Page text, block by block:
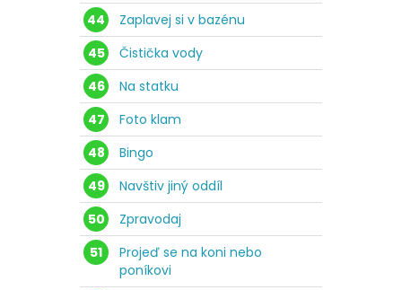
44
Zaplavej si v bazénu
45
Čistička vody
46
Na statku
47
Foto klam
48
Bingo
49
Navštiv jiný oddíl
50
Zpravodaj
51
Projeď se na koni nebo
poníkovi